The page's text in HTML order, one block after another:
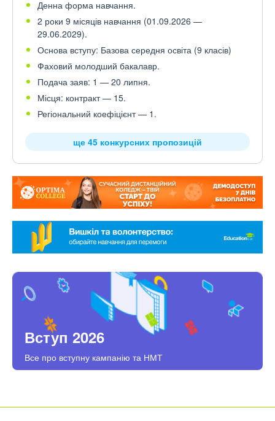
Денна форма навчання.
2 роки 9 місяців навчання (01.09.2026 —
29.06.2029).
Основа вступу: Базова середня освіта (9 класів)
Фаховий молодший бакалавр.
Подача заяв: 1 — 20 липня.
Місця: контракт — 15.
Регіональний коефіцієнт — 1.
ще 45 конкурсних пропозицій
Вступ 2026
Все про вступну кампанію та НМТ